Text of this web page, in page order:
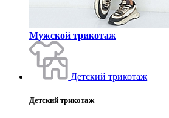
Мужской трикотаж
Детский трикотаж
Детский трикотаж